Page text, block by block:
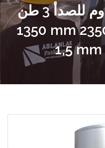
خزان الفولاذ المقاوم للصدأ 3 طن
1350 mm قطر 2350 mm ارتفاع